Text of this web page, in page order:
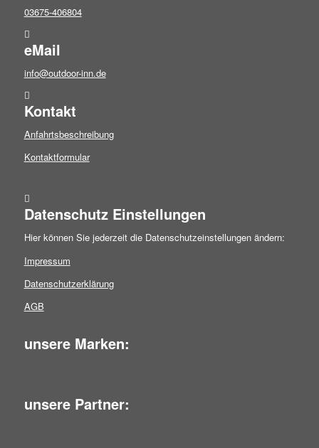
03675-406804
eMail
info@outdoor-inn.de
Kontakt
Anfahrtsbeschreibung
Kontaktformular
Datenschutz Einstellungen
Hier können Sie jederzeit die Datenschutzeinstellungen ändern:
Impressum
Datenschutzerklärung
AGB
unsere Marken:
unsere Partner: